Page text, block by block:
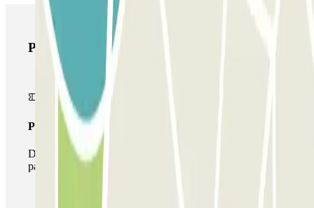
Prodotti di Parclick
Pass unico
Durante il tuo soggiorno potrai entrare e uscire dal
parcheggio una sola volta